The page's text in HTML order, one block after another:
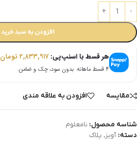
افزودن به سبد خرید
هر قسط با اسنپ‌پی:۲,۸۳۳,۹۱۷ تومان
۴ قسط ماهانه. بدون سود، چک و ضامن.
مقایسه افزودن به علاقه مندی
شناسه محصول: نامعلوم
دسته: آویز, پلاک